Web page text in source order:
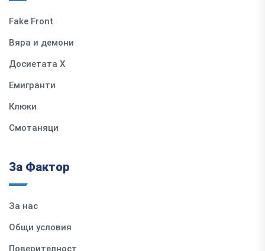
Fake Front
Вяра и демони
Досиетата Х
Емигранти
Клюки
Смотаняци
За Фактор
За нас
Общи условия